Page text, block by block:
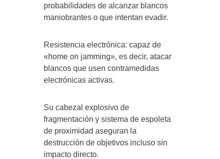
probabilidades de alcanzar blancos
maniobrantes o que intentan evadir.
Resistencia electrónica: capaz de
«home on jamming», es decir, atacar
blancos que usen contramedidas
electrónicas activas.
Su cabezal explosivo de
fragmentación y sistema de espoleta
de proximidad aseguran la
destrucción de objetivos incluso sin
impacto directo.